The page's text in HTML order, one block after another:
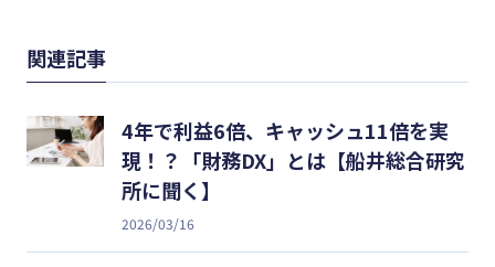
関連記事
4年で利益6倍、キャッシュ11倍を実
現！？「財務DX」とは【船井総合研究
所に聞く】
2026/03/16